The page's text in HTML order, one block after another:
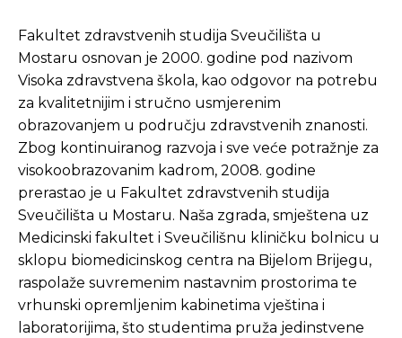
Fakultet zdravstvenih studija Sveučilišta u
Mostaru osnovan je 2000. godine pod nazivom
Visoka zdravstvena škola, kao odgovor na potrebu
za kvalitetnijim i stručno usmjerenim
obrazovanjem u području zdravstvenih znanosti.
Zbog kontinuiranog razvoja i sve veće potražnje za
visokoobrazovanim kadrom, 2008. godine
prerastao je u Fakultet zdravstvenih studija
Sveučilišta u Mostaru. Naša zgrada, smještena uz
Medicinski fakultet i Sveučilišnu kliničku bolnicu u
sklopu biomedicinskog centra na Bijelom Brijegu,
raspolaže suvremenim nastavnim prostorima te
vrhunski opremljenim kabinetima vještina i
laboratorijima, što studentima pruža jedinstvene